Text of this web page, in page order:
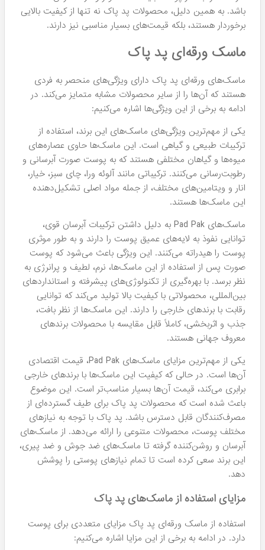
باشد. به همین دلیل، محصولات پد پاک نه تنها از کیفیت بالایی
برخوردار هستند، بلکه قیمت‌های بسیار مناسبی نیز دارند.
ماسک‌ ورقه‌ای پد پاک
ماسک‌های ورقه‌ای پد پاک دارای ویژگی‌های منحصر به فردی
هستند که آن‌ها را از سایر محصولات مشابه متمایز می‌کند. در
ادامه به برخی از این ویژگی‌ها اشاره می‌کنیم:
یکی از مهم‌ترین ویژگی‌های ماسک‌های این برند، استفاده از
ترکیبات طبیعی و گیاهی است. این ماسک‌ها حاوی عصاره‌های
میوه‌ها و گیاهان مختلفی هستند که به پوست صورت آبرسانی و
رطوبت‌رسانی می‌کنند. ترکیباتی مانند آلوئه ورا، چای سبز، خیار،
انار و ویتامین‌های مختلف، از جمله مواد اصلی تشکیل‌دهنده
این ماسک‌ها هستند.
ماسک‌های Pad Pak به دلیل داشتن ترکیبات آبرسان قوی،
توانایی نفوذ به لایه‌های عمیق پوست را دارند و به طور موثری
پوست را هیدراته می‌کنند. این ویژگی باعث می‌شود که پوست
صورت پس از استفاده از این ماسک‌ها، نرم، لطیف و پرانرژی به
نظر برسد. با بهره‌گیری از تکنولوژی‌های پیشرفته و استانداردهای
بین‌المللی، محصولاتی با کیفیت بالا تولید می‌کند که توانایی
رقابت با برندهای خارجی را دارند. این ماسک‌ها از نظر بافت،
جذب و اثربخشی، کاملاً قابل مقایسه با محصولات برندهای
معروف جهانی هستند.
یکی از مهم‌ترین مزایای ماسک‌های Pad Pak، قیمت اقتصادی
آن‌ها است. در حالی که کیفیت این ماسک‌ها با برندهای خارجی
برابری می‌کند، قیمت آن‌ها بسیار مناسب‌تر است. این موضوع
باعث شده است که محصولات پد پاک برای طیف گسترده‌ای از
مصرف‌کنندگان قابل دسترس باشد. پد پاک با توجه به نیازهای
مختلف پوست، محصولات متنوعی را ارائه می‌دهد. از ماسک‌های
آبرسان و روشن‌کننده گرفته تا ماسک‌های ضد جوش و ضد پیری،
این برند سعی کرده است تا تمام نیازهای پوستی را پوشش
دهد.
مزایای استفاده از ماسک‌های پد پاک
استفاده از ماسک‌ ورقه‌ای پد پاک مزایای متعددی برای پوست
دارد. در ادامه به برخی از این مزایا اشاره می‌کنیم: